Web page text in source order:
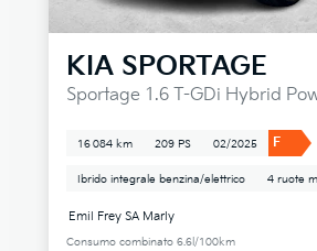
KIA SPORTAGE
Sportage 1.6 T-GDi Hybrid
16 084 km 209 PS 02/2025 F
Ibrido integrale benzina/elettrico 4 ruote
Emil Frey SA Marly
Consumo combinato 6.6l/100km